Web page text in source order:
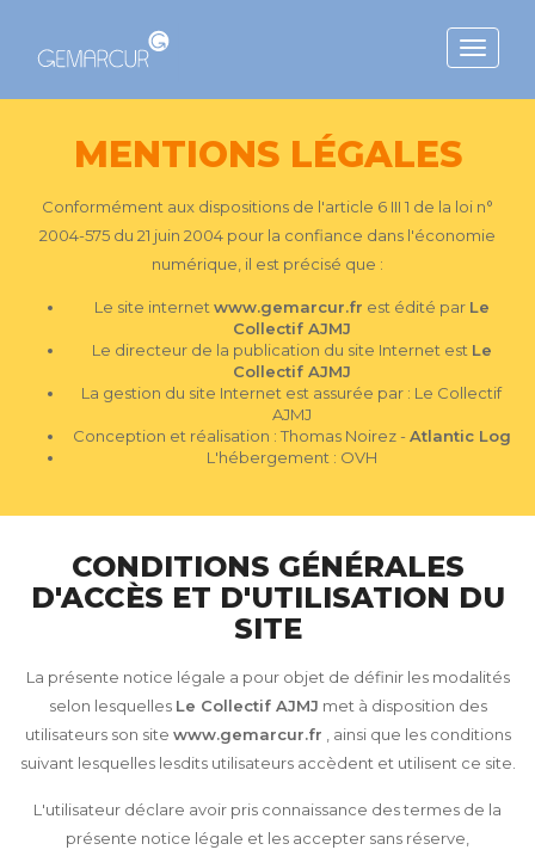
Toggle
MENTIONS LÉGALES
Conformément aux dispositions de l'article 6 III 1 de la loi n°
2004-575 du 21 juin 2004 pour la confiance dans l'économie
numérique, il est précisé que :
Le site internet www.gemarcur.fr est édité par Le
Collectif AJMJ
Le directeur de la publication du site Internet est Le
Collectif AJMJ
La gestion du site Internet est assurée par : Le Collectif
AJMJ
Conception et réalisation : Thomas Noirez -Atlantic Log
L'hébergement : OVH
CONDITIONS GÉNÉRALES
D'ACCÈS ET D'UTILISATION DU
SITE
La présente notice légale a pour objet de définir les modalités
selon lesquelles Le Collectif AJMJ met à disposition des
utilisateurs son site www.gemarcur.fr , ainsi que les conditions
suivant lesquelles lesdits utilisateurs accèdent et utilisent ce site.
L'utilisateur déclare avoir pris connaissance des termes de la
présente notice légale et les accepter sans réserve,